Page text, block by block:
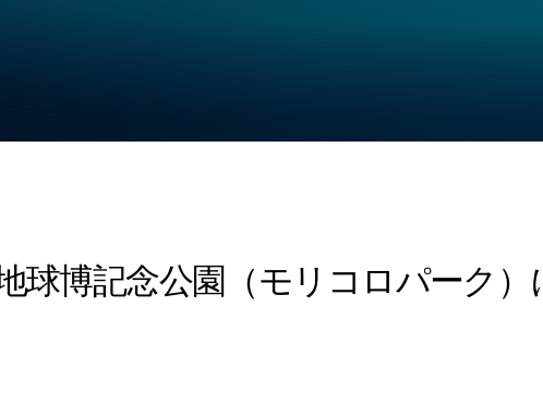
球博記念公園（モリコロパーク）